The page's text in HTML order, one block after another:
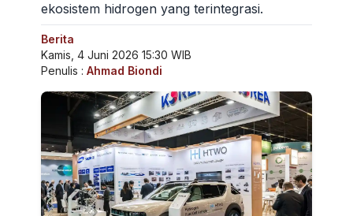
ekosistem hidrogen yang terintegrasi.
Berita
Kamis, 4 Juni 2026 15:30 WIB
Penulis : Ahmad Biondi